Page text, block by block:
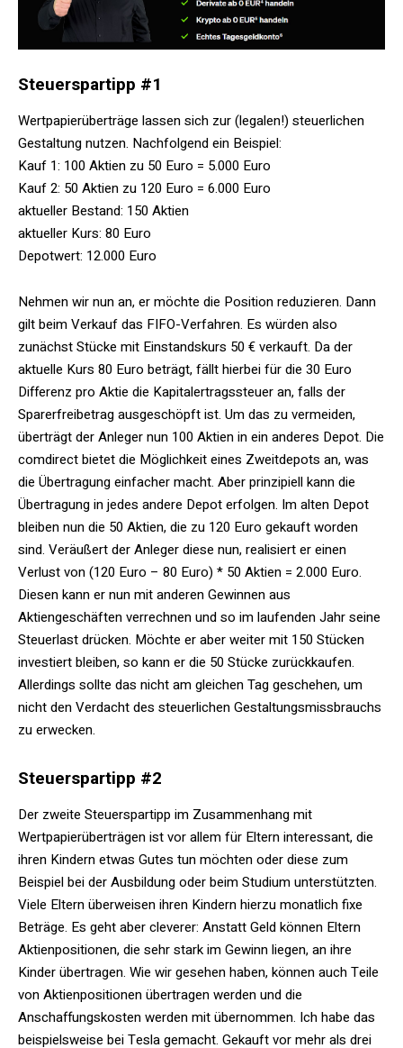
Steuerspartipp #1
Wertpapierüberträge lassen sich zur (legalen!) steuerlichen
Gestaltung nutzen. Nachfolgend ein Beispiel:
Kauf 1: 100 Aktien zu 50 Euro = 5.000 Euro
Kauf 2: 50 Aktien zu 120 Euro = 6.000 Euro
aktueller Bestand: 150 Aktien
aktueller Kurs: 80 Euro
Depotwert: 12.000 Euro
Nehmen wir nun an, er möchte die Position reduzieren. Dann
gilt beim Verkauf das FIFO-Verfahren. Es würden also
zunächst Stücke mit Einstandskurs 50 € verkauft. Da der
aktuelle Kurs 80 Euro beträgt, fällt hierbei für die 30 Euro
Differenz pro Aktie die Kapitalertragssteuer an, falls der
Sparerfreibetrag ausgeschöpft ist. Um das zu vermeiden,
überträgt der Anleger nun 100 Aktien in ein anderes Depot. Die
comdirect bietet die Möglichkeit eines Zweitdepots an, was
die Übertragung einfacher macht. Aber prinzipiell kann die
Übertragung in jedes andere Depot erfolgen. Im alten Depot
bleiben nun die 50 Aktien, die zu 120 Euro gekauft worden
sind. Veräußert der Anleger diese nun, realisiert er einen
Verlust von (120 Euro – 80 Euro) * 50 Aktien = 2.000 Euro.
Diesen kann er nun mit anderen Gewinnen aus
Aktiengeschäften verrechnen und so im laufenden Jahr seine
Steuerlast drücken. Möchte er aber weiter mit 150 Stücken
investiert bleiben, so kann er die 50 Stücke zurückkaufen.
Allerdings sollte das nicht am gleichen Tag geschehen, um
nicht den Verdacht des steuerlichen Gestaltungsmissbrauchs
zu erwecken.
Steuerspartipp #2
Der zweite Steuerspartipp im Zusammenhang mit
Wertpapierüberträgen ist vor allem für Eltern interessant, die
ihren Kindern etwas Gutes tun möchten oder diese zum
Beispiel bei der Ausbildung oder beim Studium unterstützten.
Viele Eltern überweisen ihren Kindern hierzu monatlich fixe
Beträge. Es geht aber cleverer: Anstatt Geld können Eltern
Aktienpositionen, die sehr stark im Gewinn liegen, an ihre
Kinder übertragen. Wie wir gesehen haben, können auch Teile
von Aktienpositionen übertragen werden und die
Anschaffungskosten werden mit übernommen. Ich habe das
beispielsweise bei Tesla gemacht. Gekauft vor mehr als drei